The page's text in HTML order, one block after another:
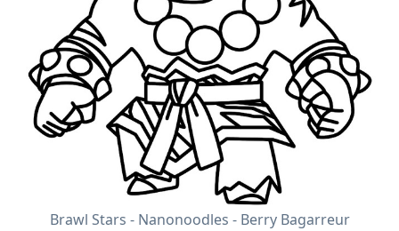
Brawl Stars - Nanonoodles - Berry Bagarreur